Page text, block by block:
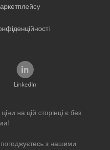
LinkedIn
на цій сторінці є без
з нашими